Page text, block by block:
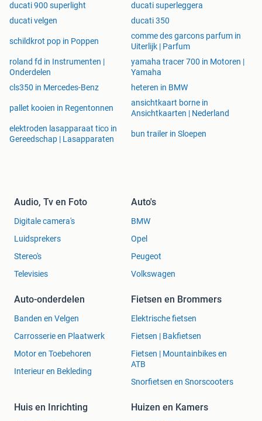
ducati 900 superlight
ducati superleggera
ducati velgen
ducati 350
schildkrot pop in Poppen
comme des garcons parfum in
Uiterlijk | Parfum
roland fd in Instrumenten |
Onderdelen
yamaha tracer 700 in Motoren |
Yamaha
cls350 in Mercedes-Benz
heteren in BMW
pallet kooien in Regentonnen
ansichtkaart borne in
Ansichtkaarten | Nederland
elektroden lasapparaat tico in
Gereedschap | Lasapparaten
bun trailer in Sloepen
Audio, Tv en Foto
Digitale camera's
Luidsprekers
Stereo's
Televisies
Auto's
BMW
Opel
Peugeot
Volkswagen
Auto-onderdelen
Banden en Velgen
Carrosserie en Plaatwerk
Motor en Toebehoren
Interieur en Bekleding
Fietsen en Brommers
Elektrische fietsen
Fietsen | Bakfietsen
Fietsen | Mountainbikes en
ATB
Snorfietsen en Snorscooters
Huis en Inrichting Huizen en Kamers